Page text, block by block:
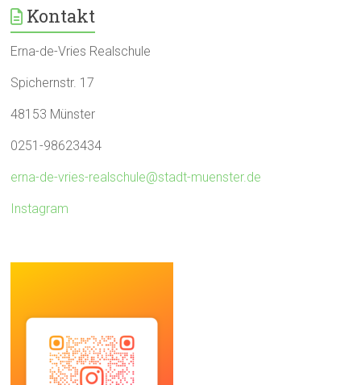
Kontakt
Erna-de-Vries Realschule
Spichernstr. 17
48153 Münster
0251-98623434
erna-de-vries-realschule@stadt-muenster.de
Instagram